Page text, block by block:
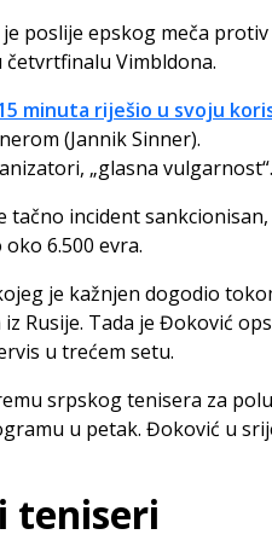
poslije epskog meča protiv
četvrtfinalu Vimbldona.
minuta riješio u svoju
(Jannik Sinner).
„glasna vulgarnost“.
incident
6.500 evra.
je kažnjen dogodio
Rusije. Tada je Đoković
u trećem setu.
srpskog tenisera za
u petak. Đoković u
teniseri